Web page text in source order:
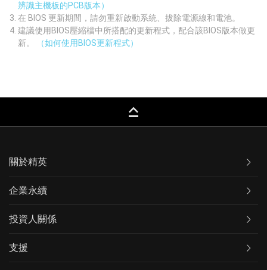
辨識主機板的PCB版本）
在 BIOS 更新期間，請勿重新啟動系統、拔除電源線和電池。
建議使用BIOS壓縮檔中所搭配的更新程式，配合該BIOS版本做更
新。
（如何使用BIOS更新程式）
keyboard_capslock
關於精英
企業永續
投資人關係
支援